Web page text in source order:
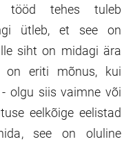
tööd tehes tuleb
ütleb, et see on
siht on midagi ära
on eriti mõnus, kui
olgu siis vaimne või
eelkõige eelistad
see on oluline